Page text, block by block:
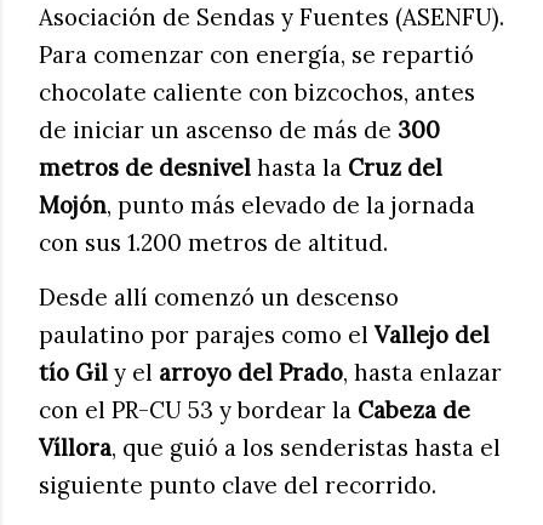
Asociación de Sendas y Fuentes (ASENFU).
Para comenzar con energía, se repartió
chocolate caliente con bizcochos, antes
de iniciar un ascenso de más de 300
metros de desnivel hasta la Cruz del
Mojón, punto más elevado de la jornada
con sus 1.200 metros de altitud.
Desde allí comenzó un descenso
paulatino por parajes como el Vallejo del
tío Gil y el arroyo del Prado, hasta enlazar
con el PR-CU 53 y bordear la Cabeza de
Víllora, que guió a los senderistas hasta el
siguiente punto clave del recorrido.